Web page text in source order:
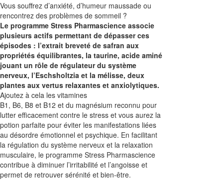
Vous souffrez d’anxiété, d’humeur maussade ou
rencontrez des problèmes de sommeil ?
Le programme Stress Pharmascience associe
plusieurs actifs permettant de dépasser ces
épisodes : l’extrait breveté de safran aux
propriétés équilibrantes, la taurine, acide aminé
jouant un rôle de régulateur du système
nerveux, l’Eschsholtzia et la mélisse, deux
plantes aux vertus relaxantes et anxiolytiques.
Ajoutez à cela les vitamines
B1, B6, B8 et B12 et du magnésium reconnu pour
lutter efficacement contre le stress et vous aurez la
potion parfaite pour éviter les manifestations liées
au désordre émotionnel et psychique. En facilitant
la régulation du système nerveux et la relaxation
musculaire, le programme Stress Pharmascience
contribue à diminuer l’irritabilité et l’angoisse et
permet de retrouver sérénité et bien-être.